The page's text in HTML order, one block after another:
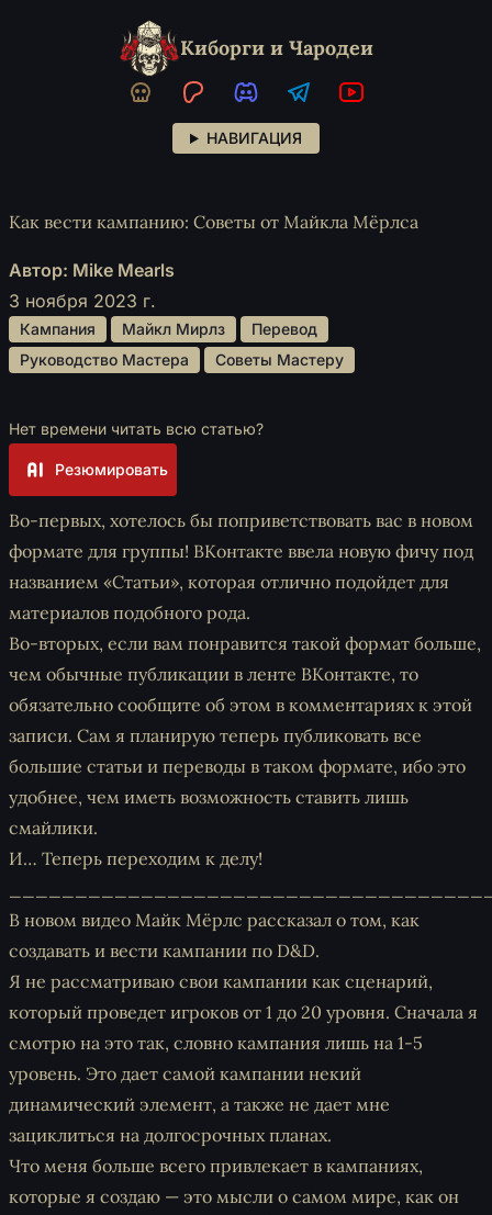
Киборги и Чародеи
НАВИГАЦИЯ
Как вести кампанию: Советы от Майкла Мёрлса
Автор: Mike Mearls
3 ноября 2023 г.
Кампания Майкл Мирлз
Перевод
Руководство Мастера
Советы Мастеру
Нет времени читать всю статью?
Резюмировать
Во-первых, хотелось бы поприветствовать вас в новом
формате для группы! ВКонтакте ввела новую фичу под
названием «Статьи», которая отлично подойдет для
материалов подобного рода.
Во-вторых, если вам понравится такой формат больше,
чем обычные публикации в ленте ВКонтакте, то
обязательно сообщите об этом в комментариях к этой
записи. Сам я планирую теперь публиковать все
большие статьи и переводы в таком формате, ибо это
удобнее, чем иметь возможность ставить лишь
смайлики.
И… Теперь переходим к делу!
В новом видео Майк Мёрлс рассказал о том, как
создавать и вести кампании по D&D.
Я не рассматриваю свои кампании как сценарий,
который проведет игроков от 1 до 20 уровня. Сначала я
смотрю на это так, словно кампания лишь на 1-5
уровень. Это дает самой кампании некий
динамический элемент, а также не дает мне
зациклиться на долгосрочных планах.
Что меня больше всего привлекает в кампаниях,
которые я создаю — это мысли о самом мире, как он